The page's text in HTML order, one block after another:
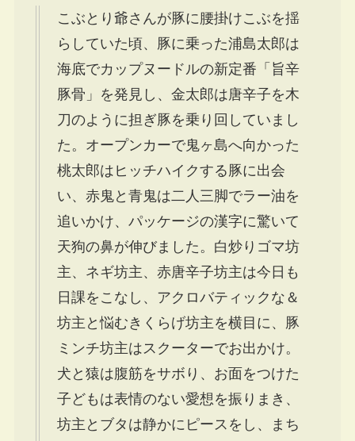
こぶとり爺さんが豚に腰掛けこぶを揺
らしていた頃、豚に乗った浦島太郎は
海底でカップヌードルの新定番「旨辛
豚骨」を発見し、金太郎は唐辛子を木
刀のように担ぎ豚を乗り回していまし
た。オープンカーで鬼ヶ島へ向かった
桃太郎はヒッチハイクする豚に出会
い、赤鬼と青鬼は二人三脚でラー油を
追いかけ、パッケージの漢字に驚いて
天狗の鼻が伸びました。白炒りゴマ坊
主、ネギ坊主、赤唐辛子坊主は今日も
日課をこなし、アクロバティックな＆
坊主と悩むきくらげ坊主を横目に、豚
ミンチ坊主はスクーターでお出かけ。
犬と猿は腹筋をサボり、お面をつけた
子どもは表情のない愛想を振りまき、
坊主とブタは静かにピースをし、まち